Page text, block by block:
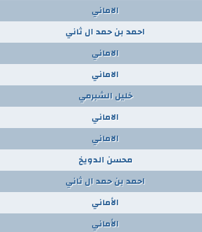
الاماني
احمد بن حمد ال ثاني
الاماني
الاماني
خليل الشبرمي
الاماني
الاماني
محسن الدويخ
احمد بن حمد ال ثاني
الأماني
الأماني